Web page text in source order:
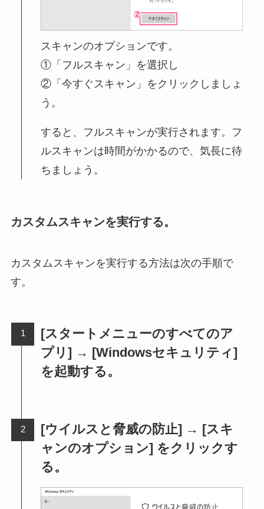
スキャンのオプションです。
①「フルスキャン」を選択し
②「今すぐスキャン」をクリックしましょ
う。
すると、フルスキャンが実行されます。フ
ルスキャンは時間がかかるので、気長に待
ちましょう。
カスタムスキャンを実行する。
カスタムスキャンを実行する方法は次の手順で
す。
[スタートメニューのすべてのア
プリ] → [Windowsセキュリティ]
を起動する。
[ウイルスと脅威の防止] → [スキ
ャンのオプション] をクリックす
る。